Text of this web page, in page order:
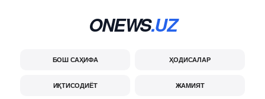
ONEWS.UZ
БОШ САҲИФА ҲОДИСАЛАР
ИҚТИСОДИЁТ ЖАМИЯТ